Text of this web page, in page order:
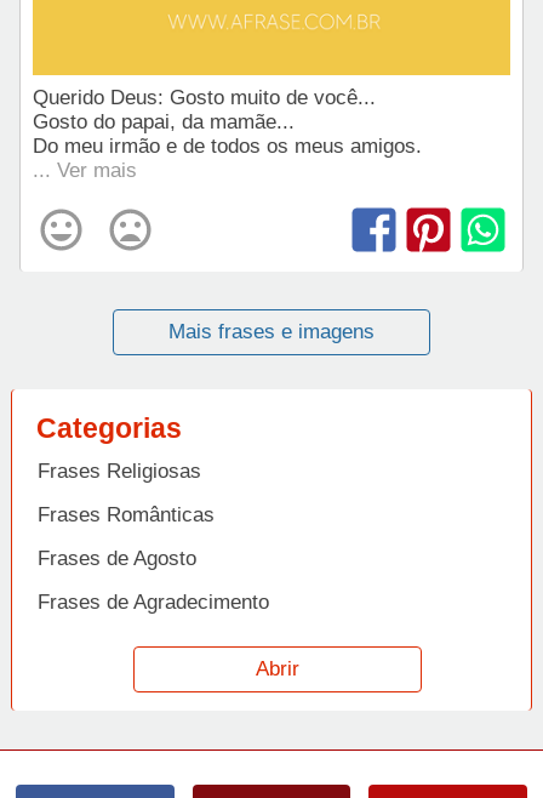
Querido Deus: Gosto muito de você...
Gosto do papai, da mamãe...
Do meu irmão e de todos os meus amigos.
... Ver mais
Mais frases e imagens
Categorias
Frases Religiosas
Frases Românticas
Frases de Agosto
Frases de Agradecimento
Frases de Amizade
Frases de Amor
Abrir